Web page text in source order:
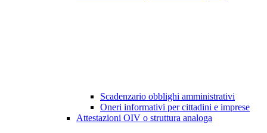
Scadenzario obblighi amministrativi
Oneri informativi per cittadini e imprese
Attestazioni OIV o struttura analoga